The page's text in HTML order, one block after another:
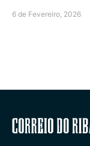
6 de Fevereiro, 2026